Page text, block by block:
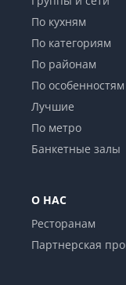
По кухням
По категориям
По районам
По особенностям
Лучшие
По метро
Банкетные залы
О НАС
Ресторанам
Партнерская